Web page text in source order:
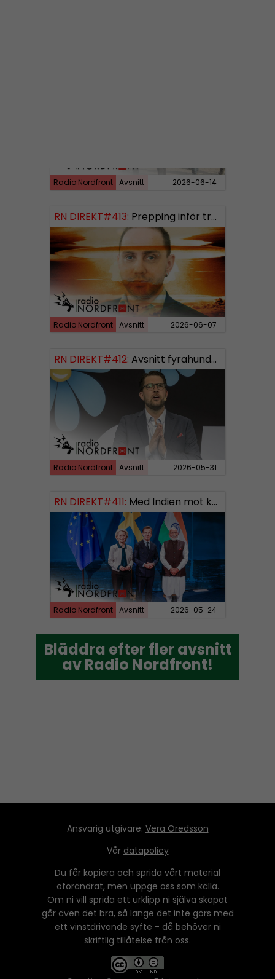
Radio Nordfront Avsnitt 2026-06-14
RN DIREKT#413: Prepping inför tredje världskriget
Radio Nordfront Avsnitt 2026-06-07
RN DIREKT#412: Avsnitt fyrahundratolv SWISH: 0700738064
Radio Nordfront Avsnitt 2026-05-31
RN DIREKT#411: Med Indien mot kosmos SWISH: 0700738064
Radio Nordfront Avsnitt 2026-05-24
Bläddra efter fler avsnitt
av Radio Nordfront!
Bläddra efter fler avsnitt
av Radio Nordfront!
Ansvarig utgivare: Vera Oredsson
Vår datapolicy
Du får kopiera och sprida vårt material
oförändrat, men uppge oss som källa.
Om ni vill sprida ett urklipp ni själva skapat
går även det bra, så länge det inte görs med
ett vinstdrivande syfte - då behöver ni
skriftlig tillåtelse från oss.